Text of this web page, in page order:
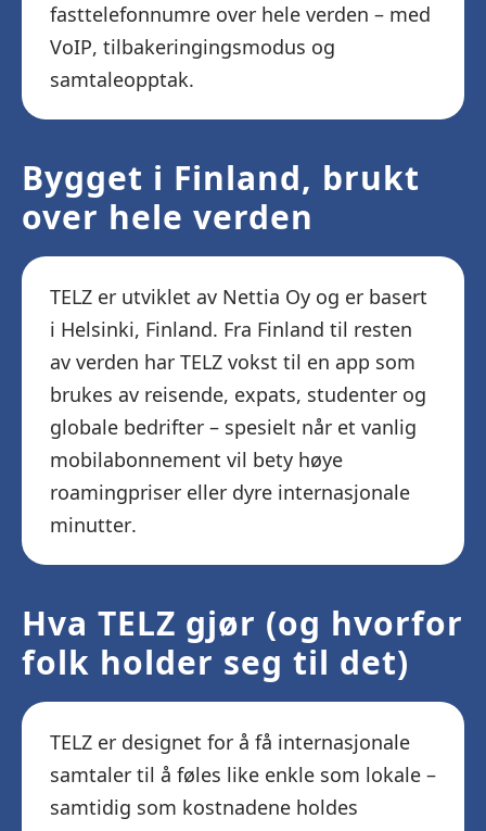
fasttelefonnumre over hele verden – med
VoIP, tilbakeringingsmodus og
samtaleopptak.
Bygget i Finland, brukt
over hele verden
TELZ er utviklet av Nettia Oy og er basert
i Helsinki, Finland. Fra Finland til resten
av verden har TELZ vokst til en app som
brukes av reisende, expats, studenter og
globale bedrifter – spesielt når et vanlig
mobilabonnement vil bety høye
roamingpriser eller dyre internasjonale
minutter.
Hva TELZ gjør (og hvorfor
folk holder seg til det)
TELZ er designet for å få internasjonale
samtaler til å føles like enkle som lokale –
samtidig som kostnadene holdes